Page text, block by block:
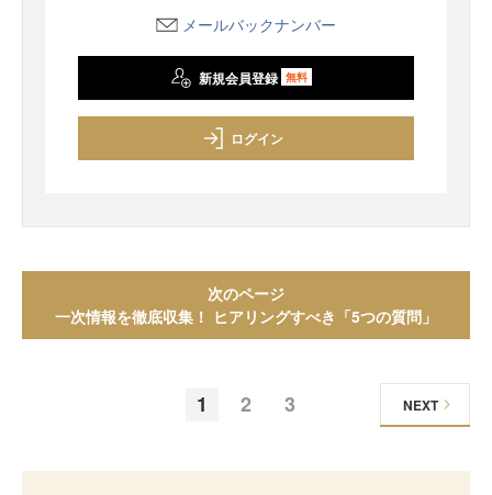
メールバックナンバー
新規会員登録 無料
ログイン
次のページ
一次情報を徹底収集！ ヒアリングすべき「5つの質問」
1 2 3 NEXT